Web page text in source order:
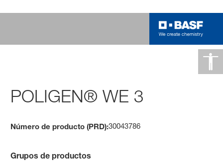
POLIGEN® WE 3
Número de producto (PRD):30043786
Grupos de productos